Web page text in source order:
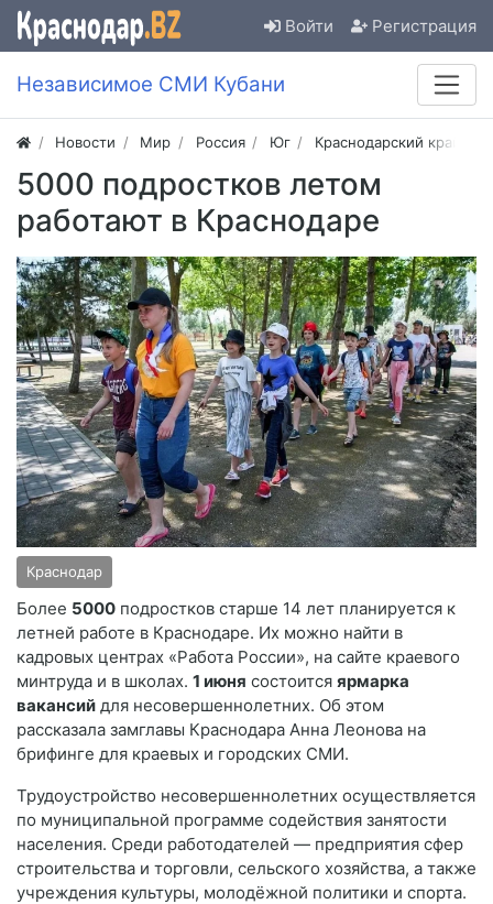
Войти Регистрация
Независимое СМИ Кубани
Новости Мир Россия Юг Краснодарский край
5000 подростков летом
работают в Краснодаре
Краснодар
Более 5000 подростков старше 14 лет планируется к
летней работе в Краснодаре. Их можно найти в
кадровых центрах «Работа России», на сайте краевого
минтруда и в школах. 1 июня состоится ярмарка
вакансий для несовершеннолетних. Об этом
рассказала замглавы Краснодара Анна Леонова на
брифинге для краевых и городских СМИ.
Трудоустройство несовершеннолетних осуществляется
по муниципальной программе содействия занятости
населения. Среди работодателей — предприятия сфер
строительства и торговли, сельского хозяйства, а также
учреждения культуры, молодёжной политики и спорта.